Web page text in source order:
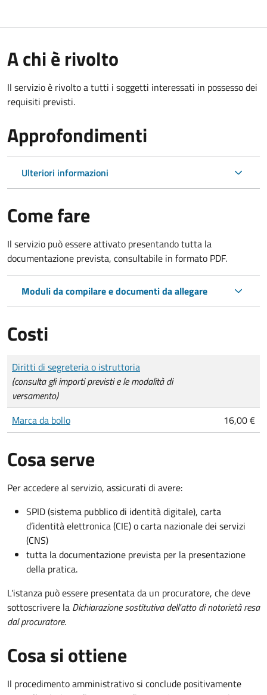
A chi è rivolto
Il servizio è rivolto a tutti i soggetti interessati in possesso dei
requisiti previsti.
Approfondimenti
Ulteriori informazioni
Come fare
Il servizio può essere attivato presentando tutta la
documentazione prevista, consultabile in formato PDF.
Moduli da compilare e documenti da allegare
Costi
Tipo di pagamento
Importo
Diritti di segreteria o istruttoria
(consulta gli importi previsti e le modalità di
versamento)
Marca da bollo
16,00 €
Cosa serve
Per accedere al servizio, assicurati di avere:
SPID (sistema pubblico di identità digitale), carta
d’identità elettronica (CIE) o carta nazionale dei servizi
(CNS)
tutta la documentazione prevista per la presentazione
della pratica.
L'istanza può essere presentata da un procuratore, che deve
sottoscrivere la Dichiarazione sostitutiva dell'atto di notorietà resa
dal procuratore.
Cosa si ottiene
Il procedimento amministrativo si conclude positivamente